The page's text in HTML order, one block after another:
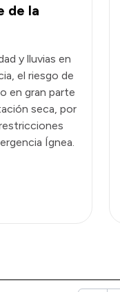
de la
y lluvias en
el riesgo de
en gran parte
seca, por
Ígnea.